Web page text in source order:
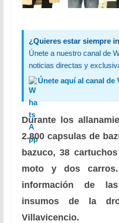
¿Quieres estar siempre
Únete a nuestro canal de
noticias directas y
Únete aquí al canal de
Durante los
2.800 capsulas de
bazuco, 38
moto y dos
información de
insumos de la
Villavicencio.